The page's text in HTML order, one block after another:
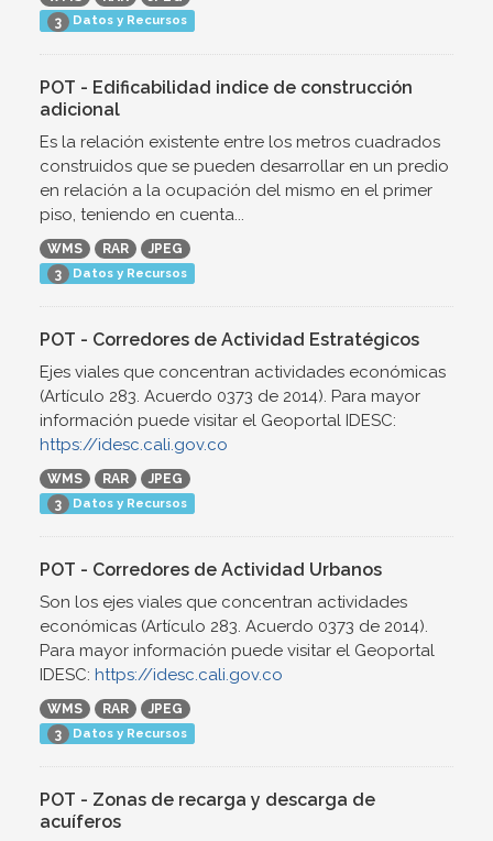
3 Datos y Recursos
POT - Edificabilidad indice de construcción
adicional
Es la relación existente entre los metros cuadrados
construidos que se pueden desarrollar en un predio
en relación a la ocupación del mismo en el primer
piso, teniendo en cuenta...
WMS RAR
JPEG
3 Datos y Recursos
POT - Corredores de Actividad Estratégicos
Ejes viales que concentran actividades económicas
(Artículo 283. Acuerdo 0373 de 2014). Para mayor
información puede visitar el Geoportal IDESC:
https://idesc.cali.gov.co
WMS RAR
JPEG
3 Datos y Recursos
POT - Corredores de Actividad Urbanos
Son los ejes viales que concentran actividades
económicas (Artículo 283. Acuerdo 0373 de 2014).
Para mayor información puede visitar el Geoportal
IDESC: https://idesc.cali.gov.co
WMS RAR
JPEG
3 Datos y Recursos
POT - Zonas de recarga y descarga de
acuíferos